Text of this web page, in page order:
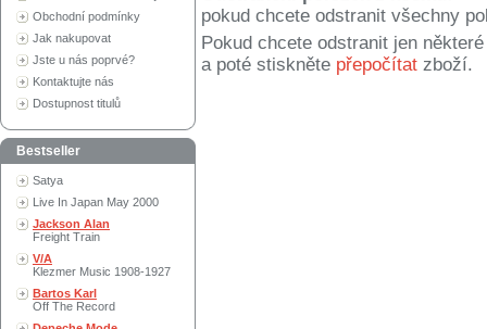
Obchodní podmínky
Jak nakupovat
Jste u nás poprvé?
Kontaktujte nás
Dostupnost titulů
Bestseller
Satya
Live In Japan May 2000
Jackson Alan
Freight Train
V/A
Klezmer Music 1908-1927
Bartos Karl
Off The Record
pokud chcete odstranit všechny
Pokud chcete odstranit jen
a poté stiskněte přepočítat zboží.